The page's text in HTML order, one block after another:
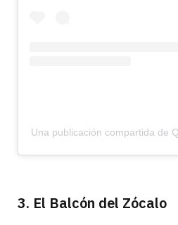
Una publicación compartida de
3. El Balcón del Zócalo